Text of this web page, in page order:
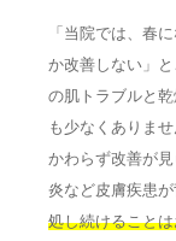
「当院では、春
か改善しない」
の肌トラブルと
も少なくありま
かわらず改善が
炎など皮膚疾患が
処し続けること